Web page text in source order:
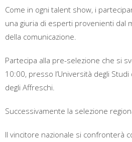
Come in ogni talent show, i
una giuria di esperti provenienti dal
della comunicazione.
Partecipa alla pre-selezione che si
10:00, presso l’Università degli
degli Affreschi.
Successivamente la selezione
Il vincitore nazionale si confronterà